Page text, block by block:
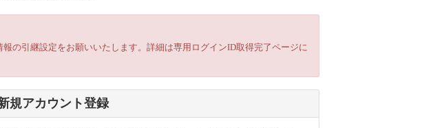
の引継設定をお願いいたします。詳細は専用ログインID取得完了ページに
規アカウント登録